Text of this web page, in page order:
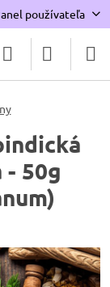
používateľa
- 50g